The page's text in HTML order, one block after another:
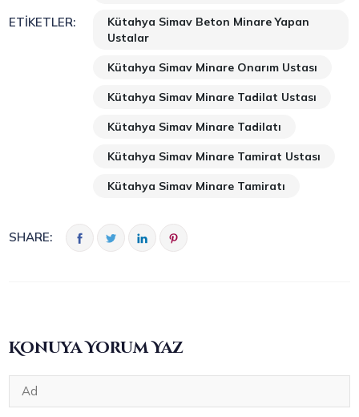
ETIKETLER:
Kütahya Simav Beton Minare Yapan
Ustalar
Kütahya Simav Minare Onarım Ustası
Kütahya Simav Minare Tadilat Ustası
Kütahya Simav Minare Tadilatı
Kütahya Simav Minare Tamirat Ustası
Kütahya Simav Minare Tamiratı
SHARE:
Konuya Yorum Yaz